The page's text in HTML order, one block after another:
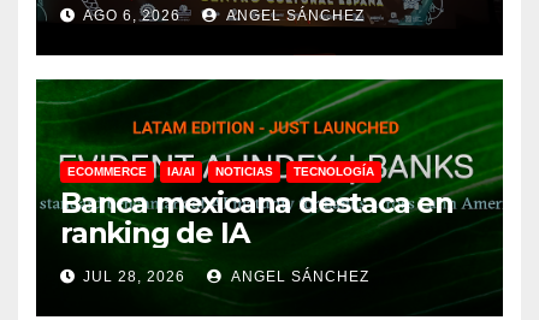
AGO 6, 2026 ANGEL SÁNCHEZ
ECOMMERCE IA/AI NOTICIAS TECNOLOGÍA
Banca mexicana destaca en
ranking de IA
JUL 28, 2026 ANGEL SÁNCHEZ